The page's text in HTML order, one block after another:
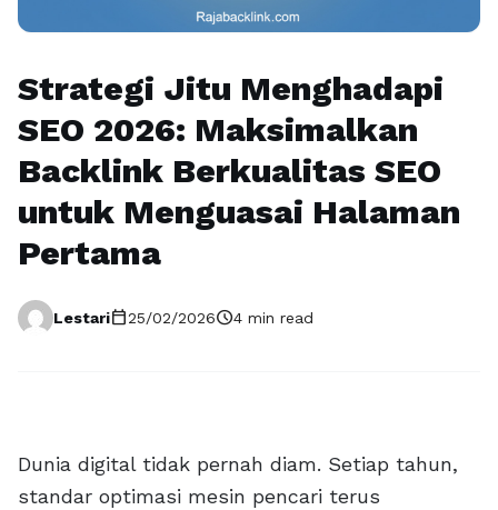
Strategi Jitu Menghadapi
SEO 2026: Maksimalkan
Backlink Berkualitas SEO
untuk Menguasai Halaman
Pertama
Lestaricalendar_today25/02/2026schedule4 min read
Dunia digital tidak pernah diam. Setiap tahun,
standar optimasi mesin pencari terus